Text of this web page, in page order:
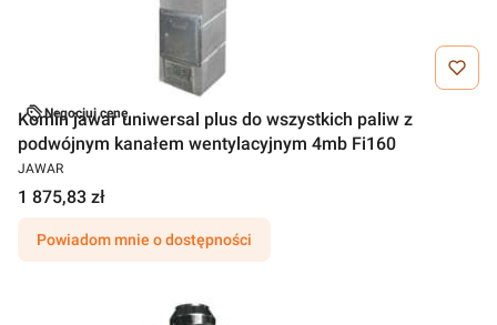
Negocjuj cenę
Komin jawar uniwersal plus do wszystkich paliw z
podwójnym kanałem wentylacyjnym 4mb Fi160
JAWAR
1 875,83 zł
Powiadom mnie o dostępności